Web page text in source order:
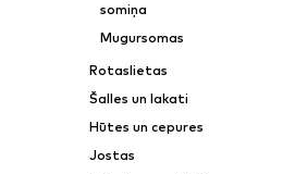
somiņa
Mugursomas
Rotaslietas
Šalles un lakati
Hūtes un cepures
Jostas